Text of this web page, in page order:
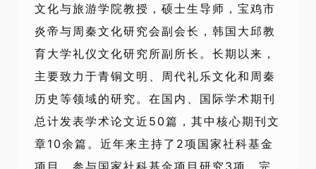
文化与旅游学院教授，硕士生导师，宝鸡市
炎帝与周秦文化研究会副会长，韩国大邱教
育大学礼仪文化研究所副所长。长期以来，
主要致力于青铜文明、周代礼乐文化和周秦
历史等领域的研究。在国内、国际学术期刊
总计发表学术论文近50篇，其中核心期刊文
章10余篇。近年来主持了2项国家社科基金
项目，参与国家社科基金项目研究3项，完